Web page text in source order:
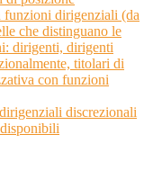
funzioni dirigenziali (da
che distinguano le
dirigenti, dirigenti
titolari di
con funzioni
discrezionali